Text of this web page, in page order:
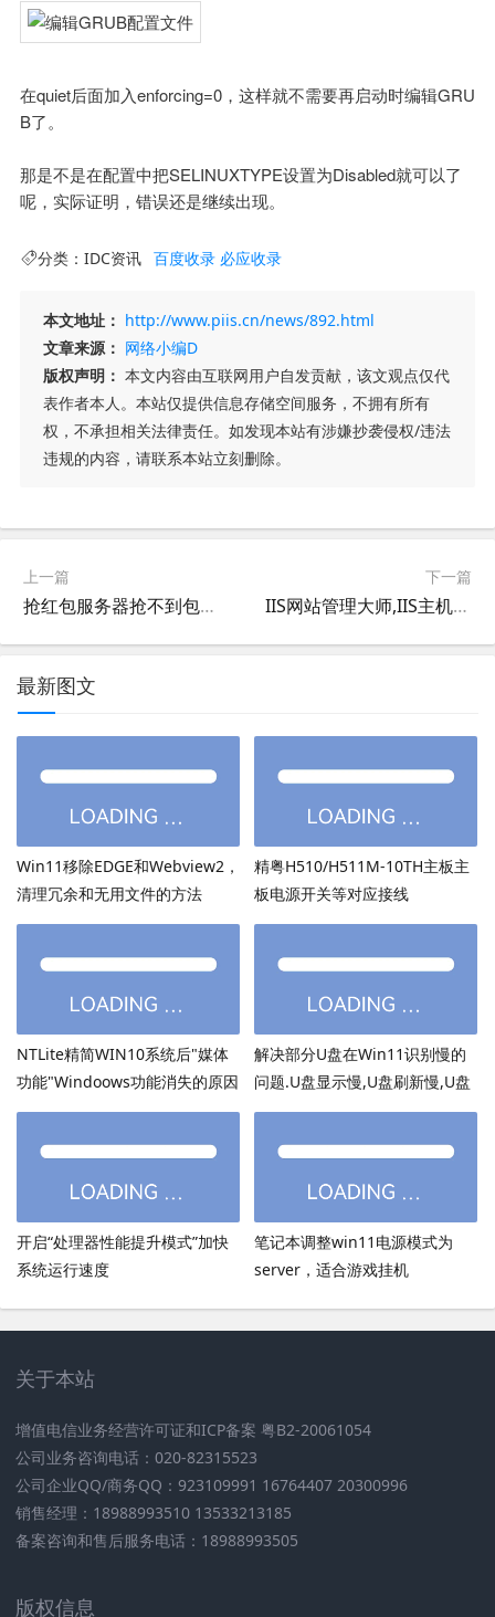
在quiet后面加入enforcing=0，这样就不需要再启动时编辑GRU
B了。
那是不是在配置中把SELINUXTYPE设置为Disabled就可以了
呢，实际证明，错误还是继续出现。
分类： IDC资讯 百度收录 必应收录
本文地址： http://www.piis.cn/news/892.html
文章来源： 网络小编D
版权声明： 本文内容由互联网用户自发贡献，该文观点仅代
表作者本人。本站仅提供信息存储空间服务，不拥有所有
权，不承担相关法律责任。如发现本站有涉嫌抄袭侵权/违法
违规的内容，请联系本站立刻删除。
上一篇
抢红包服务器抢不到包的原因分析和解决办法,QQ抢红包服务器租用,QQ抢红包主机租用
下一篇
IIS网站管理大师,IIS主机大师使用说明,IIS护卫神主机大师管理网站图文教程
最新图文
Win11移除EDGE和Webview2，
清理冗余和无用文件的方法
精粤H510/H511M-10TH主板主
板电源开关等对应接线
NTLite精简WIN10系统后"媒体
功能"Windoows功能消失的原因
解决部分U盘在Win11识别慢的
问题.U盘显示慢,U盘刷新慢,U盘
加载慢
开启“处理器性能提升模式”加快
系统运行速度
笔记本调整win11电源模式为
server，适合游戏挂机
关于本站
增值电信业务经营许可证和ICP备案 粤B2-20061054
公司业务咨询电话：020-82315523
公司企业QQ/商务QQ：923109991 16764407 20300996
销售经理：18988993510 13533213185
备案咨询和售后服务电话：18988993505
版权信息